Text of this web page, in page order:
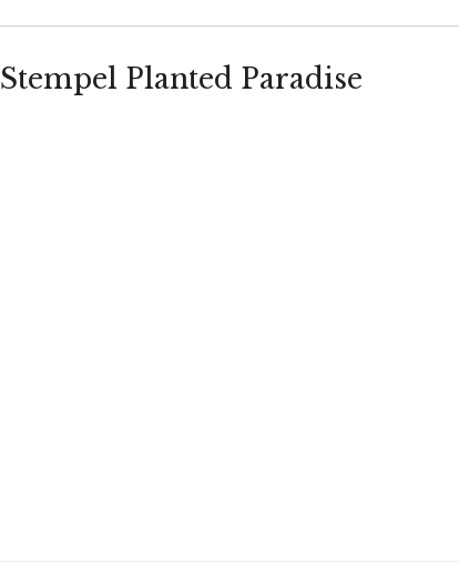
Stempel Planted Paradise